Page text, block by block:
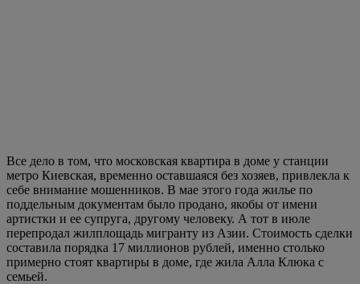
Все дело в том, что московская квартира в доме у станции
метро Киевская, временно оставшаяся без хозяев, привлекла к
себе внимание мошенников. В мае этого года жилье по
поддельным документам было продано, якобы от имени
артистки и ее супруга, другому человеку. А тот в июле
перепродал жилплощадь мигранту из Азии. Стоимость сделки
составила порядка 17 миллионов рублей, именно столько
примерно стоят квартиры в доме, где жила Алла Клюка с
семьей.